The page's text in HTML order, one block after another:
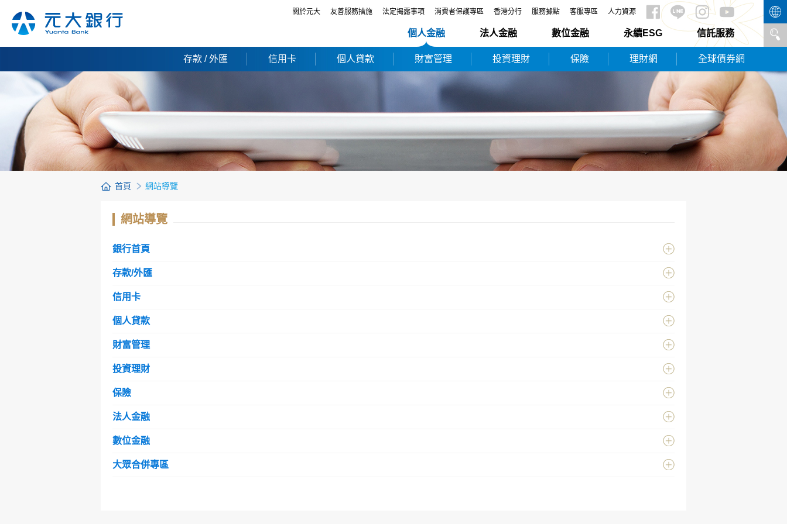
關於元大 友善服務措施 法定揭露事項 消費者保護專區 香港分行 服務據點 客服專區 人力資源
個人金融 法人金融 數位金融 永續ESG 信託服務
存款 / 外匯 信用卡 個人貸款 財富管理 投資理財 保險 理財網 全球債券網
首頁 網站導覽
網站導覽
銀行首頁
存款/外匯
信用卡
個人貸款
財富管理
投資理財
保險
法人金融
數位金融
大眾合併專區